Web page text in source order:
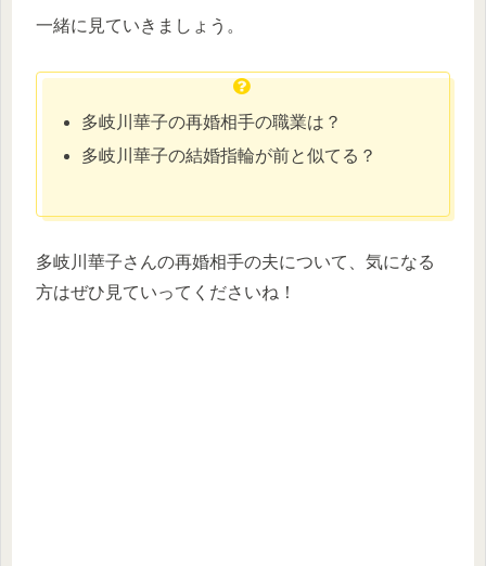
一緒に見ていきましょう。
多岐川華子の再婚相手の職業は？
多岐川華子の結婚指輪が前と似てる？
多岐川華子さんの再婚相手の夫について、気になる
方はぜひ見ていってくださいね！